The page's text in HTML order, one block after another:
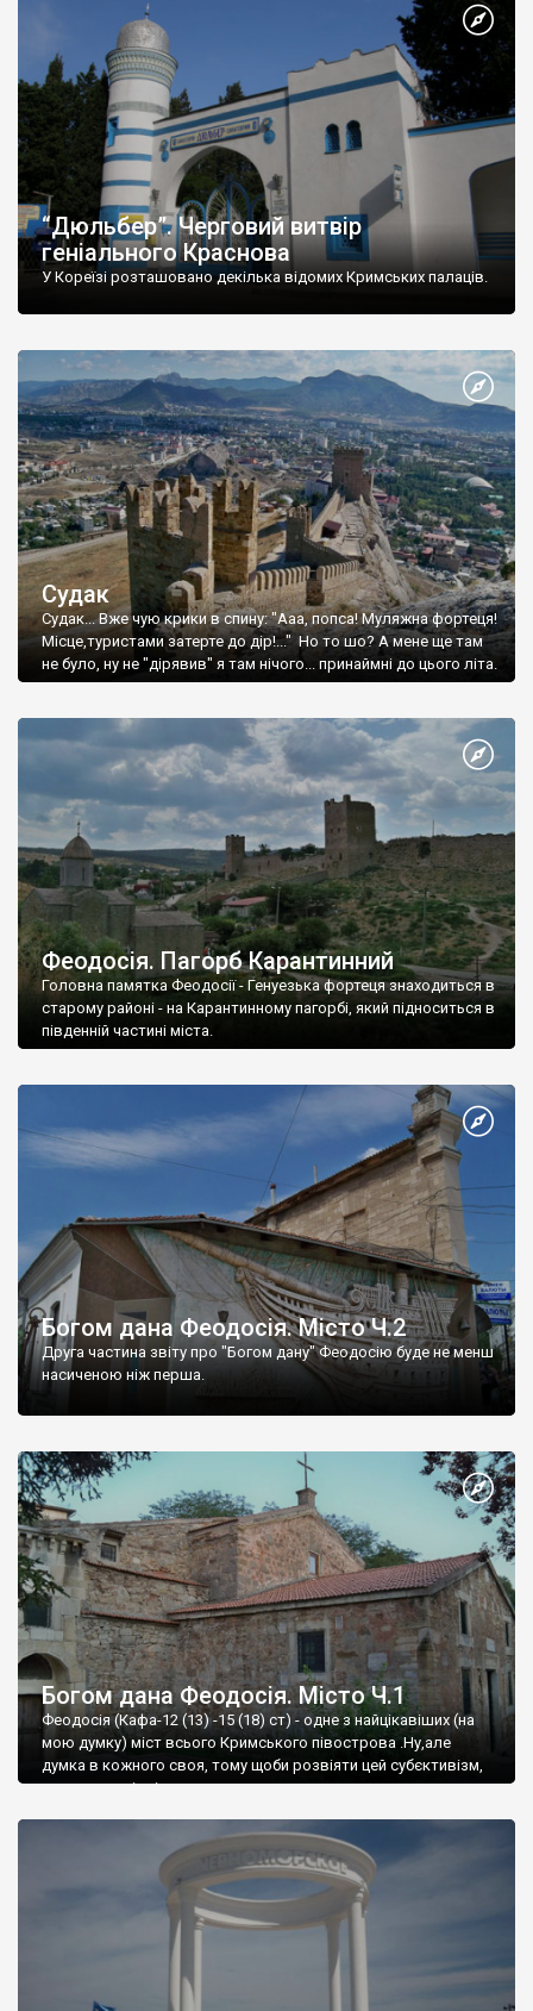
“Дюльбер”. Черговий витвір
геніального Краснова
У Кореїзі розташовано декілька відомих Кримських палаців.
Судак
Судак... Вже чую крики в спину: "Ааа, попса! Муляжна фортеця!
Місце,туристами затерте до дір!..." Но то шо? А мене ще там
не було, ну не "дірявив" я там нічого... принаймні до цього літа.
Феодосія. Пагорб Карантинний
Головна памятка Феодосії - Генуезька фортеця знаходиться в
старому районі - на Карантинному пагорбі, який підноситься в
південній частині міста.
Богом дана Феодосія. Місто Ч.2
Друга частина звіту про "Богом дану" Феодосію буде не менш
насиченою ніж перша.
Богом дана Феодосія. Місто Ч.1
Феодосія (Кафа-12 (13) -15 (18) ст) - одне з найцікавіших (на
мою думку) міст всього Кримського півострова .Ну,але
думка в кожного своя, тому щоби розвіяти цей субєктивізм,
запрошую відвідати це